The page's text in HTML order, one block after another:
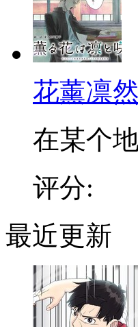
花薰凛然
在某个
评分:
最近更新